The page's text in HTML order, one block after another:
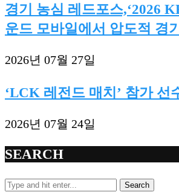
경기 농심 레드포스,‘2026
운드 모바일에서 압도적 경
2026년 07월 27일
‘LCK 레전드 매치’ 참가 선
2026년 07월 24일
SEARCH
Search